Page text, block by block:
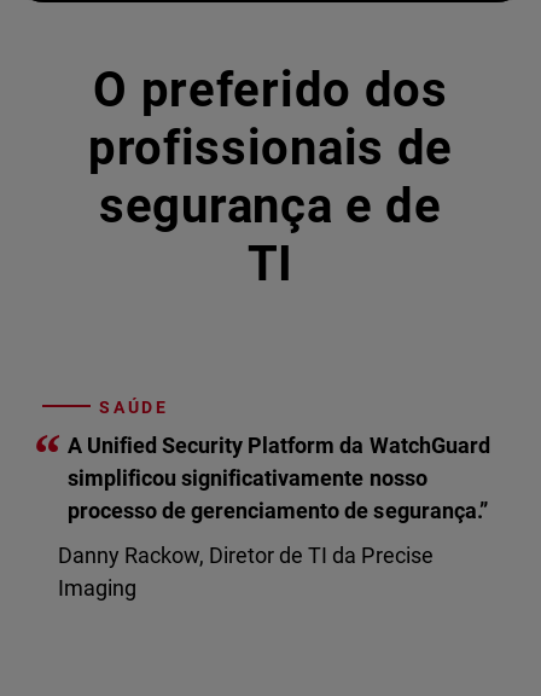
O preferido dos
profissionais de
segurança e de
TI
SAÚDE
“ A Unified Security Platform da WatchGuard
simplificou significativamente nosso
processo de gerenciamento de segurança.”
Danny Rackow, Diretor de TI da Precise
Imaging